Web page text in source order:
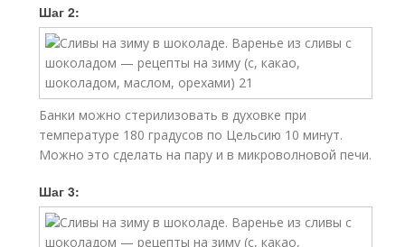
Шаг 2:
Банки можно стерилизовать в духовке при
температуре 180 градусов по Цельсию 10 минут.
Можно это сделать на пару и в микроволновой печи.
Шаг 3: